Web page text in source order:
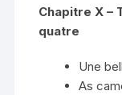
Chapitre X –
quatre
Une
As